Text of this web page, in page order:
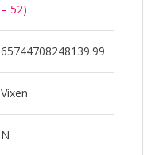
– 52)
65744708248139.99
Vixen
N